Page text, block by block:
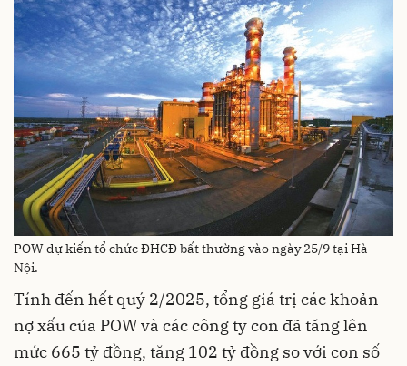
POW dự kiến tổ chức ĐHCĐ bất thường vào ngày 25/9 tại Hà
Nội.
Tính đến hết quý 2/2025, tổng giá trị các khoản
nợ xấu của POW và các công ty con đã tăng lên
mức 665 tỷ đồng, tăng 102 tỷ đồng so với con số